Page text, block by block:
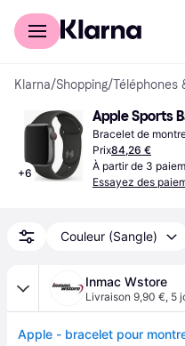
Acheter avec Klarna
Klarna/Shopping/Téléphones
+6
Apple Sports
Bracelet de
Prix84,26 €
À partir de 3
Essayez des
Couleur (Sangle)
Inmac Wstore
Livraison 9,90 €, 5